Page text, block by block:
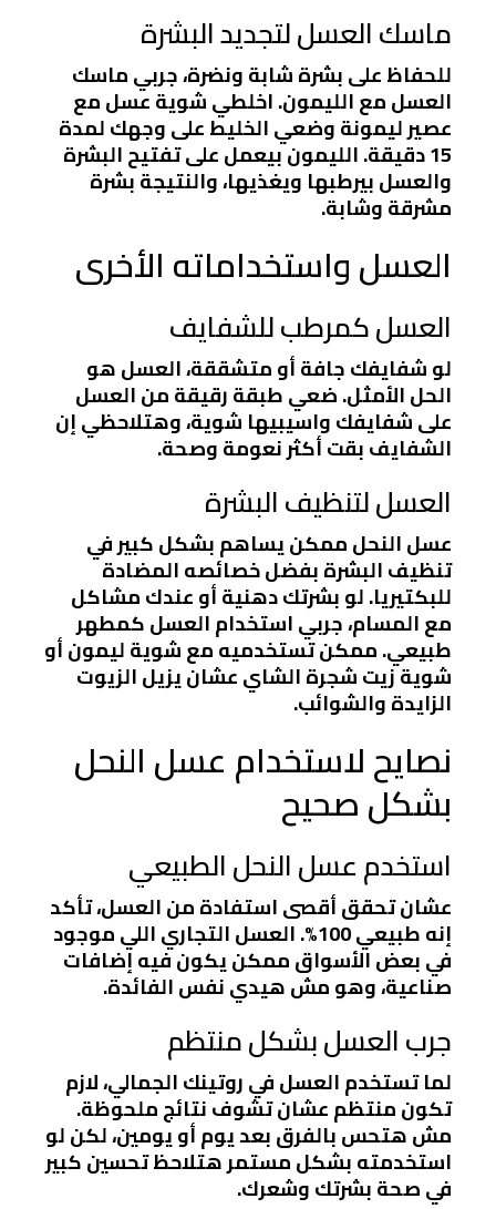
ماسك العسل لتجديد البشرة
للحفاظ على بشرة شابة ونضرة، جربي ماسك
العسل مع الليمون. اخلطي شوية عسل مع
عصير ليمونة وضعي الخليط على وجهك لمدة
15 دقيقة. الليمون بيعمل على تفتيح البشرة
والعسل بيرطبها ويغذيها، والنتيجة بشرة
مشرقة وشابة.
العسل واستخداماته الأخرى
العسل كمرطب للشفايف
لو شفايفك جافة أو متشققة، العسل هو
الحل الأمثل. ضعي طبقة رقيقة من العسل
على شفايفك واسيبيها شوية، وهتلاحظي إن
الشفايف بقت أكثر نعومة وصحة.
العسل لتنظيف البشرة
عسل النحل ممكن يساهم بشكل كبير في
تنظيف البشرة بفضل خصائصه المضادة
للبكتيريا. لو بشرتك دهنية أو عندك مشاكل
مع المسام، جربي استخدام العسل كمطهر
طبيعي. ممكن تستخدميه مع شوية ليمون أو
شوية زيت شجرة الشاي عشان يزيل الزيوت
الزايدة والشوائب.
نصايح لاستخدام عسل النحل
بشكل صحيح
استخدم عسل النحل الطبيعي
عشان تحقق أقصى استفادة من العسل، تأكد
إنه طبيعي 100%. العسل التجاري اللي موجود
في بعض الأسواق ممكن يكون فيه إضافات
صناعية، وهو مش هيدي نفس الفائدة.
جرب العسل بشكل منتظم
لما تستخدم العسل في روتينك الجمالي، لازم
تكون منتظم عشان تشوف نتائج ملحوظة.
مش هتحس بالفرق بعد يوم أو يومين، لكن لو
استخدمته بشكل مستمر هتلاحظ تحسين كبير
في صحة بشرتك وشعرك.